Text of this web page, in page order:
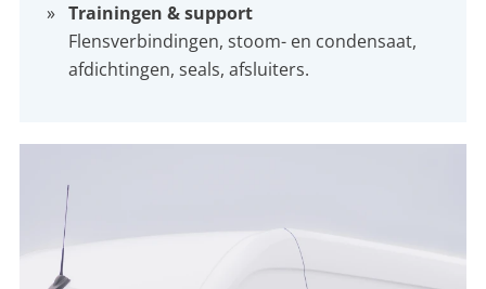
Trainingen & support
Flensverbindingen, stoom- en condensaat,
afdichtingen, seals, afsluiters.